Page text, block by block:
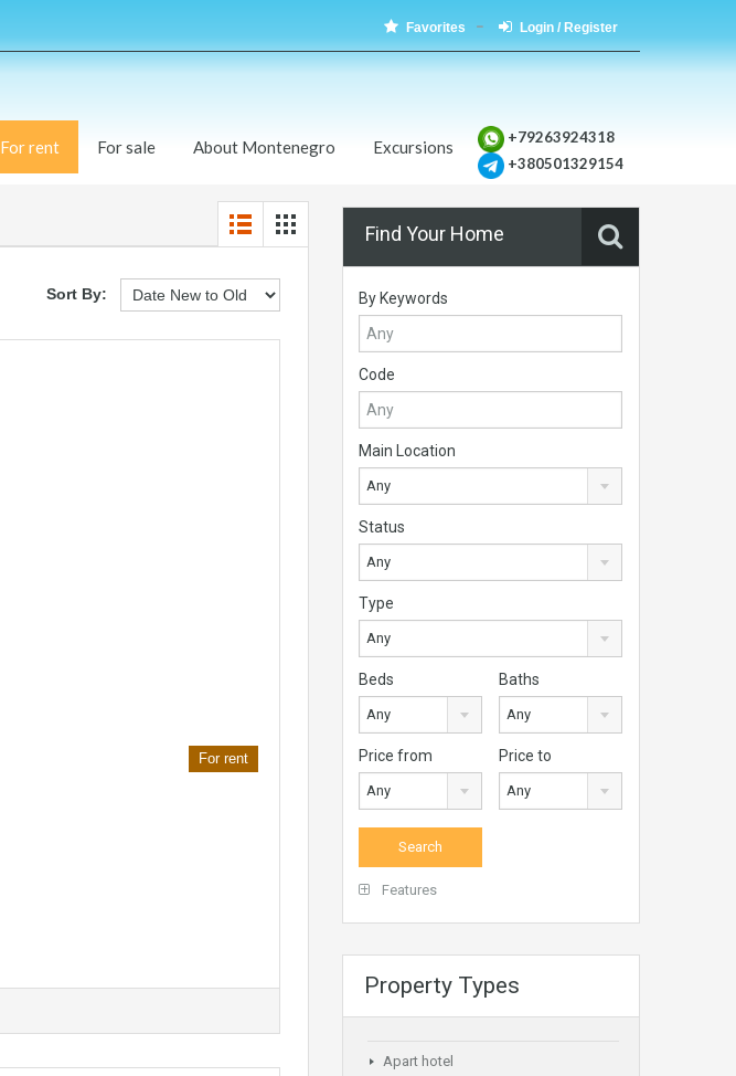
Favorites Login / Register
+79263924318
+380501329154
For rent For sale About Montenegro Excursions
Sort By:
For rent
Find Your Home
By Keywords
Code
Main Location
Any
Status
Any
Type
Any
Beds
Any
Baths
Any
Price from
Any
Price to
Any
Features
Property Types
Apart hotel